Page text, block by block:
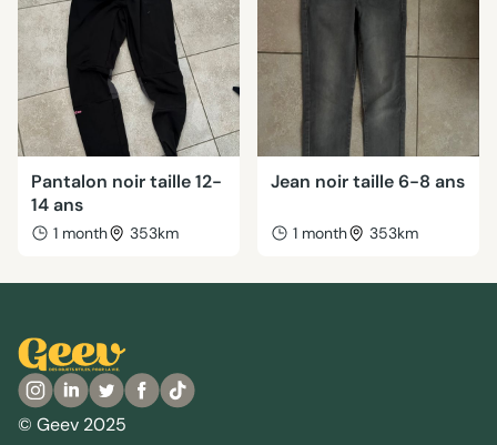
Pantalon noir taille 12-
14 ans
1 month 353km
Jean noir taille 6-8 ans
1 month 353km
© Geev 2025